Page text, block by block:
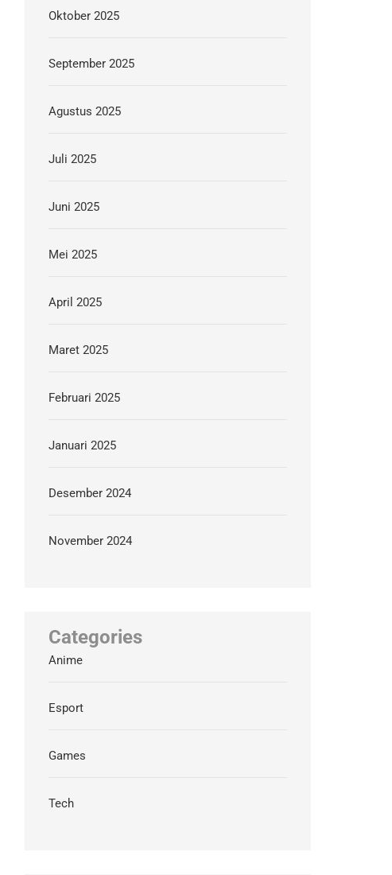
Oktober 2025
September 2025
Agustus 2025
Juli 2025
Juni 2025
Mei 2025
April 2025
Maret 2025
Februari 2025
Januari 2025
Desember 2024
November 2024
Categories
Anime
Esport
Games
Tech